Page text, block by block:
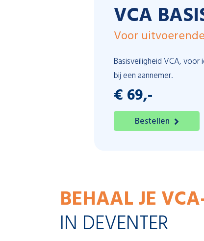
VCA
Voor
Basisveiligheid VCA,
bij een aannemer.
€ 69,-
Bestellen
BEHAAL JE
IN DEVENTER